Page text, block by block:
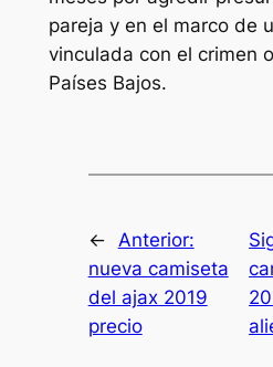
pareja y en el marco de
vinculada con el crimen
Países Bajos.
← Anterior:
nueva camiseta
del ajax 2019
precio